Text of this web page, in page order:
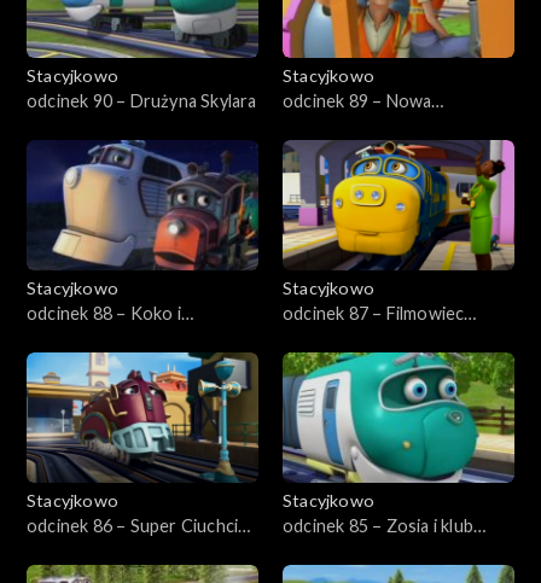
Stacyjkowo
odcinek 90 – Drużyna Skylara
Stacyjkowo
odcinek 89 – Nowa
Stacyjkowo
odcinek 88 – Koko i
Stacyjkowo
odcinek 87 – Filmowiec
Stacyjkowo
odcinek 86 – Super Ciuchcia
Stacyjkowo
odcinek 85 – Zosia i klub